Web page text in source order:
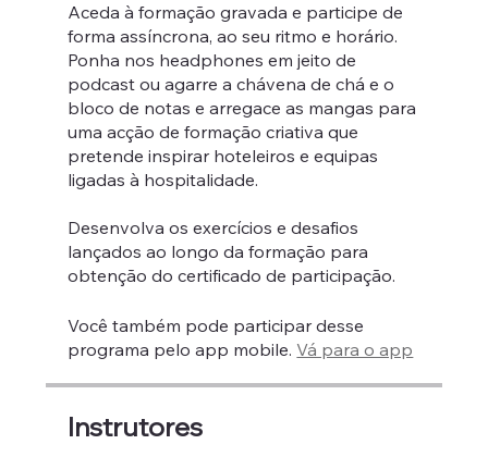
Aceda à formação gravada e participe de
forma assíncrona, ao seu ritmo e horário.
Ponha nos headphones em jeito de
podcast ou agarre a chávena de chá e o
bloco de notas e arregace as mangas para
uma acção de formação criativa que
pretende inspirar hoteleiros e equipas
ligadas à hospitalidade.
Desenvolva os exercícios e desafios
lançados ao longo da formação para
obtenção do certificado de participação.
Você também pode participar desse
programa pelo app mobile. Vá para o app
Instrutores